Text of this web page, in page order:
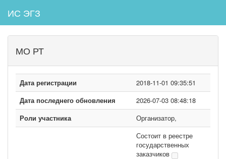
ИС ЭГЗ
МО РТ
Дата регистрации
2018-11-01 09:35:51
Дата последнего обновления
2026-07-03 08:48:18
Роли участника
Организатор,
Состоит в реестре
государственных
заказчиков